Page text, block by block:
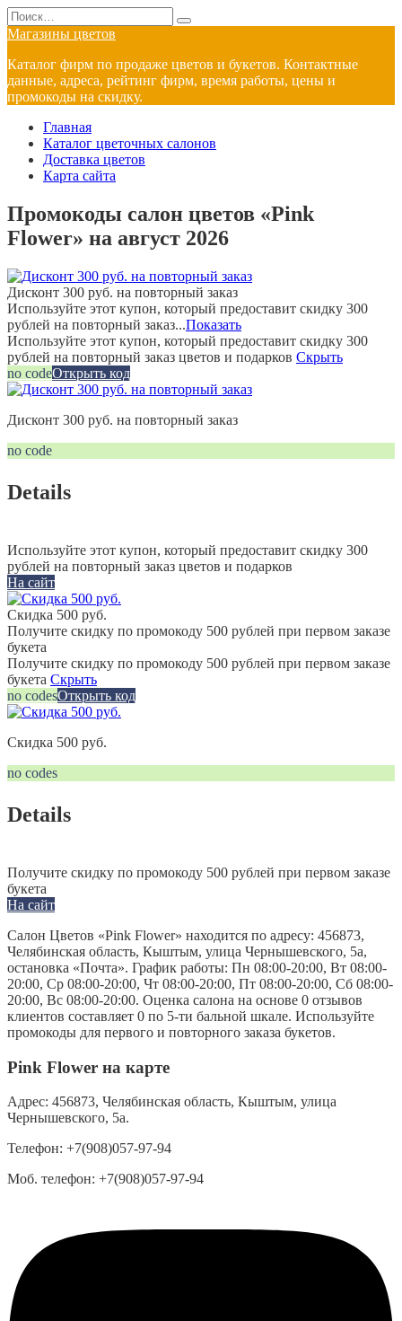
Перейти
к
содержанию
Search
for:
Магазины цветов
Каталог фирм по продаже цветов и букетов. Контактные
данные, адреса, рейтинг фирм, время работы, цены и
промокоды на скидку.
Главная
Каталог цветочных салонов
Доставка цветов
Карта сайта
Промокоды салон цветов «Pink
Flower» на август 2026
Дисконт 300 руб. на повторный заказ
Используйте этот купон, который предоставит скидку 300
рублей на повторный заказ...Показать
Используйте этот купон, который предоставит скидку 300
рублей на повторный заказ цветов и подарков Скрыть
no codeОткрыть код
Дисконт 300 руб. на повторный заказ
no code
Details
Используйте этот купон, который предоставит скидку 300
рублей на повторный заказ цветов и подарков
На сайт
Скидка 500 руб.
Получите скидку по промокоду 500 рублей при первом заказе
букета
Получите скидку по промокоду 500 рублей при первом заказе
букета Скрыть
no codesОткрыть код
Скидка 500 руб.
no codes
Details
Получите скидку по промокоду 500 рублей при первом заказе
букета
На сайт
Салон Цветов «Pink Flower» находится по адресу: 456873,
Челябинская область, Кыштым, улица Чернышевского, 5а,
остановка «Почта». График работы: Пн 08:00-20:00, Вт 08:00-
20:00, Ср 08:00-20:00, Чт 08:00-20:00, Пт 08:00-20:00, Сб 08:00-
20:00, Вс 08:00-20:00. Оценка салона на основе 0 отзывов
клиентов составляет 0 по 5-ти бальной шкале. Используйте
промокоды для первого и повторного заказа букетов.
Pink Flower на карте
Адрес: 456873, Челябинская область, Кыштым, улица
Чернышевского, 5а.
Телефон: +7(908)057-97-94
Моб. телефон: +7(908)057-97-94